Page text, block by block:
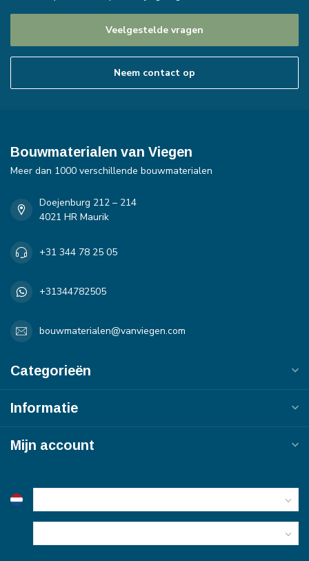
Veelgestelde vragen
Neem contact op
Bouwmaterialen van Viegen
Meer dan 1000 verschillende bouwmaterialen
Doejenburg 212 – 214
4021 HR Maurik
+31 344 78 25 05
+31344782505
bouwmaterialen@vanviegen.com
Categorieën
Informatie
Mijn account